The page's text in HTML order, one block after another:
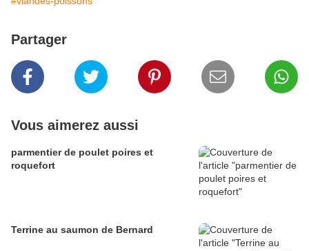
Partager
Vous aimerez aussi
parmentier de poulet poires et
roquefort
Terrine au saumon de Bernard